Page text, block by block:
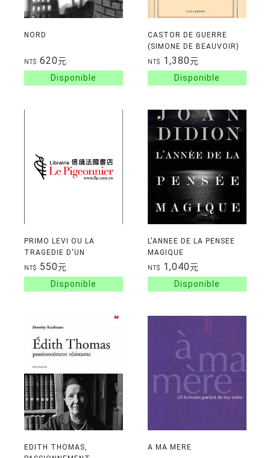
NORD
NT$ 620元
CASTOR DE GUERRE
(SIMONE DE BEAUVOIR)
NT$ 1,380元
PRIMO LEVI OU LA
TRAGEDIE D'UN
OPTIMISTE
NT$ 550元
L'ANNEE DE LA PENSEE
MAGIQUE
NT$ 1,040元
EDITH THOMAS,
A MA MERE